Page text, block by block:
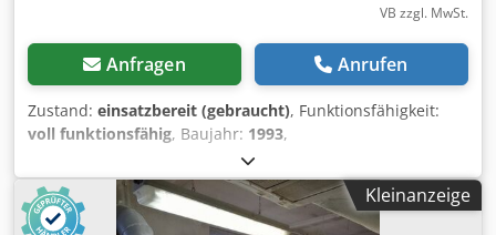
VB zzgl. MwSt.
Anfragen Anrufen
Zustand: einsatzbereit (gebraucht), Funktionsfähigkeit:
voll funktionsfähig, Baujahr: 1993,
Maschinen-/Fahrzeugnummer:
Hydraulik, Kabine, Zenith Machinenfabrik GMBH
Neunkirchen/Siegerland GERMANY Used for production of
concrete vibropressed pavement and borders. The
Kleinanzeige